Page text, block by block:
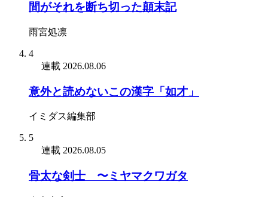
間がそれを断ち切った顛末記
雨宮処凛
4
連載 2026.08.06
意外と読めないこの漢字「如才」
イミダス編集部
5
連載 2026.08.05
骨太な剣士 〜ミヤマクワガタ